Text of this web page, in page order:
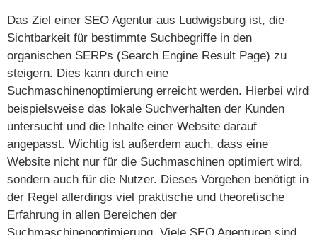
Das Ziel einer SEO Agentur aus Ludwigsburg ist, die
Sichtbarkeit für bestimmte Suchbegriffe in den
organischen SERPs (Search Engine Result Page) zu
steigern. Dies kann durch eine
Suchmaschinenoptimierung erreicht werden. Hierbei wird
beispielsweise das lokale Suchverhalten der Kunden
untersucht und die Inhalte einer Website darauf
angepasst. Wichtig ist außerdem auch, dass eine
Website nicht nur für die Suchmaschinen optimiert wird,
sondern auch für die Nutzer. Dieses Vorgehen benötigt in
der Regel allerdings viel praktische und theoretische
Erfahrung in allen Bereichen der